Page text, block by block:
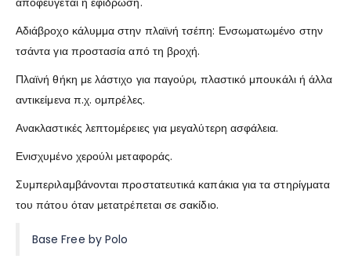
Αδιάβροχο κάλυμμα στην πλαϊνή τσέπη: Ενσωματωμένο στην
τσάντα για προστασία από τη βροχή.
Πλαϊνή θήκη με λάστιχο για παγούρι, πλαστικό μπουκάλι ή άλλα
αντικείμενα π.χ. ομπρέλες.
Ανακλαστικές λεπτομέρειες για μεγαλύτερη ασφάλεια.
Ενισχυμένο χερούλι μεταφοράς.
Συμπεριλαμβάνονται προστατευτικά καπάκια για τα στηρίγματα
του πάτου όταν μετατρέπεται σε σακίδιο.
Base Free by Polo